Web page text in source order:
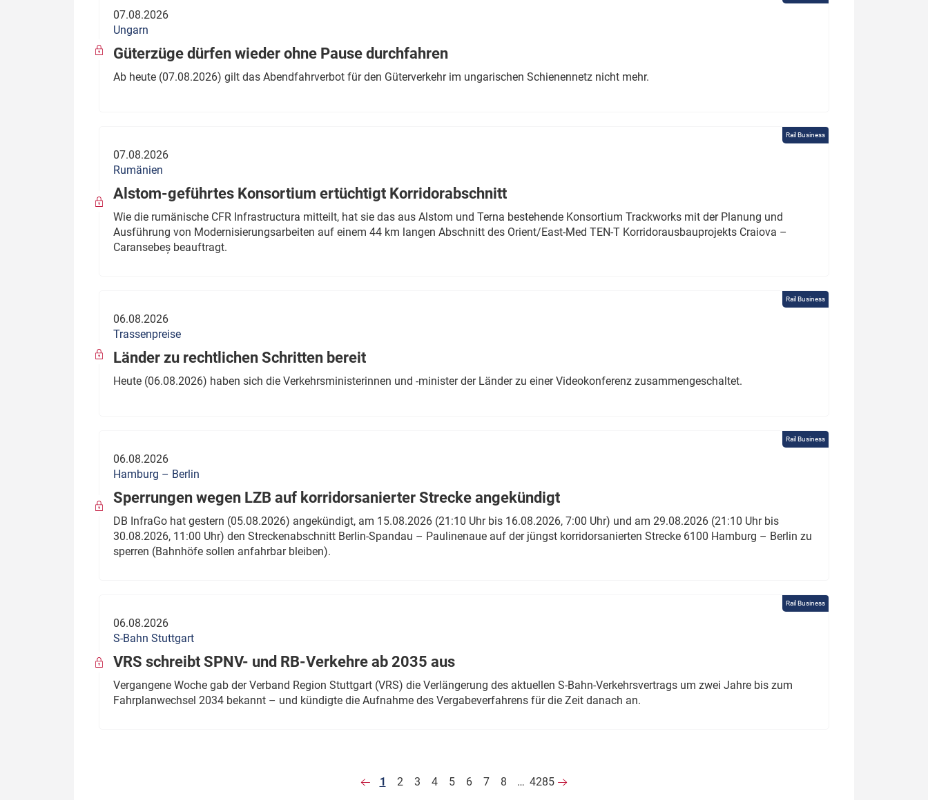
07.08.2026
Ungarn
Güterzüge dürfen wieder ohne Pause durchfahren
Ab heute (07.08.2026) gilt das Abendfahrverbot für den Güterverkehr im ungarischen Schienennetz nicht mehr.
Rail Business
07.08.2026
Rumänien
Alstom-geführtes Konsortium ertüchtigt Korridorabschnitt
Wie die rumänische CFR Infrastructura mitteilt, hat sie das aus Alstom und Terna bestehende Konsortium Trackworks mit der Planung und
Ausführung von Modernisierungsarbeiten auf einem 44 km langen Abschnitt des Orient/East-Med TEN-T Korridorausbauprojekts Craiova –
Caransebeș beauftragt.
Rail Business
06.08.2026
Trassenpreise
Länder zu rechtlichen Schritten bereit
Heute (06.08.2026) haben sich die Verkehrsministerinnen und -minister der Länder zu einer Videokonferenz zusammengeschaltet.
Rail Business
06.08.2026
Hamburg – Berlin
Sperrungen wegen LZB auf korridorsanierter Strecke angekündigt
DB InfraGo hat gestern (05.08.2026) angekündigt, am 15.08.2026 (21:10 Uhr bis 16.08.2026, 7:00 Uhr) und am 29.08.2026 (21:10 Uhr bis
30.08.2026, 11:00 Uhr) den Streckenabschnitt Berlin-Spandau – Paulinenaue auf der jüngst korridorsanierten Strecke 6100 Hamburg – Berlin zu
sperren (Bahnhöfe sollen anfahrbar bleiben).
Rail Business
06.08.2026
S-Bahn Stuttgart
VRS schreibt SPNV- und RB-Verkehre ab 2035 aus
Vergangene Woche gab der Verband Region Stuttgart (VRS) die Verlängerung des aktuellen S-Bahn-Verkehrsvertrags um zwei Jahre bis zum
Fahrplanwechsel 2034 bekannt – und kündigte die Aufnahme des Vergabeverfahrens für die Zeit danach an.
1 2 3 4 5 6 7 8 … 4285